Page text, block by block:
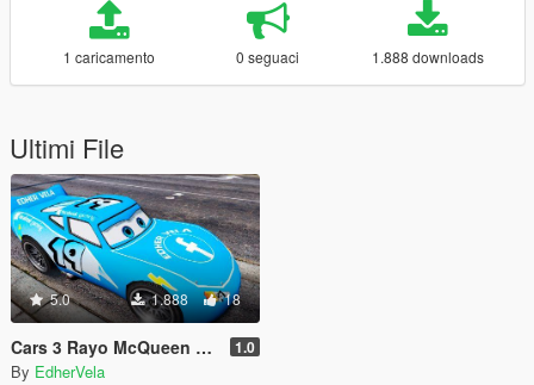
1 caricamento 0 seguaci 1.888 downloads
Ultimi File
5.0 1.888 18
Cars 3 Rayo McQueen Facebook Paintjob 1.0
By EdherVela